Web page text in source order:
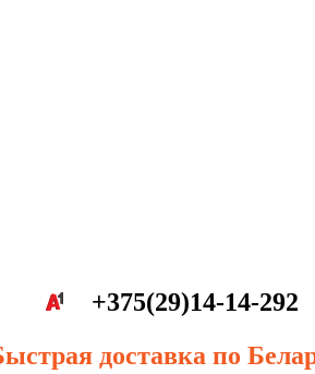
+375(29)14-14-292
доставка по